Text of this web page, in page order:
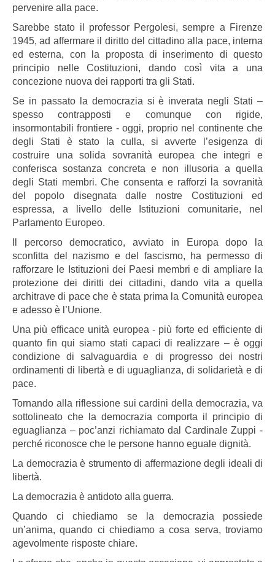
pervenire alla pace.
Sarebbe stato il professor Pergolesi, sempre a Firenze
1945, ad affermare il diritto del cittadino alla pace, interna
ed esterna, con la proposta di inserimento di questo
principio nelle Costituzioni, dando così vita a una
concezione nuova dei rapporti tra gli Stati.
Se in passato la democrazia si è inverata negli Stati –
spesso contrapposti e comunque con rigide,
insormontabili frontiere - oggi, proprio nel continente che
degli Stati è stato la culla, si avverte l’esigenza di
costruire una solida sovranità europea che integri e
conferisca sostanza concreta e non illusoria a quella
degli Stati membri. Che consenta e rafforzi la sovranità
del popolo disegnata dalle nostre Costituzioni ed
espressa, a livello delle Istituzioni comunitarie, nel
Parlamento Europeo.
Il percorso democratico, avviato in Europa dopo la
sconfitta del nazismo e del fascismo, ha permesso di
rafforzare le Istituzioni dei Paesi membri e di ampliare la
protezione dei diritti dei cittadini, dando vita a quella
architrave di pace che è stata prima la Comunità europea
e adesso è l’Unione.
Una più efficace unità europea - più forte ed efficiente di
quanto fin qui siamo stati capaci di realizzare – è oggi
condizione di salvaguardia e di progresso dei nostri
ordinamenti di libertà e di uguaglianza, di solidarietà e di
pace.
Tornando alla riflessione sui cardini della democrazia, va
sottolineato che la democrazia comporta il principio di
eguaglianza – poc’anzi richiamato dal Cardinale Zuppi -
perché riconosce che le persone hanno eguale dignità.
La democrazia è strumento di affermazione degli ideali di
libertà.
La democrazia è antidoto alla guerra.
Quando ci chiediamo se la democrazia possiede
un’anima, quando ci chiediamo a cosa serva, troviamo
agevolmente risposte chiare.